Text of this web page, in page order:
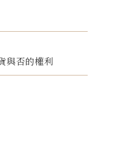
與否的權利